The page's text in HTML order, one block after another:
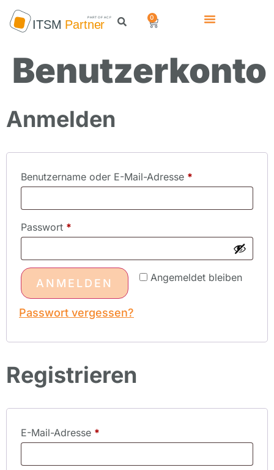
0
Benutzerkonto
Anmelden
Benutzername oder E-Mail-Adresse *
Passwort *
Alternative: Angemeldet bleiben
ANMELDEN
Passwort vergessen?
Registrieren
E-Mail-Adresse *